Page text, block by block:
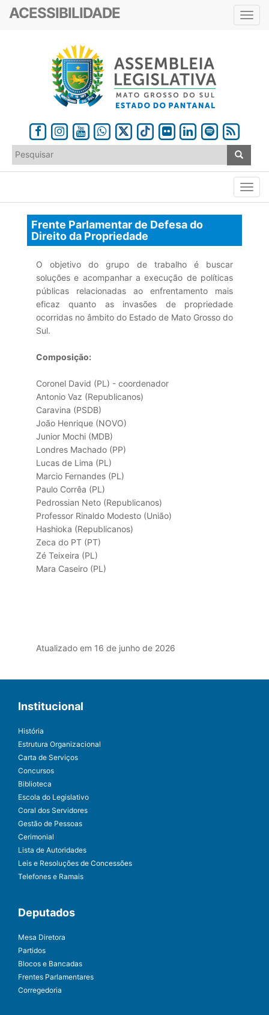
ACESSIBILIDADE
Frente Parlamentar de Defesa do
Direito da Propriedade
O objetivo do grupo de trabalho é buscar
soluções e acompanhar a execução de políticas
públicas relacionadas ao enfrentamento mais
eficaz quanto as invasões de propriedade
ocorridas no âmbito do Estado de Mato Grosso do
Sul.
Composição:
Coronel David (PL) - coordenador
Antonio Vaz (Republicanos)
Caravina (PSDB)
João Henrique (NOVO)
Junior Mochi (MDB)
Londres Machado (PP)
Lucas de Lima (PL)
Marcio Fernandes (PL)
Paulo Corrêa (PL)
Pedrossian Neto (Republicanos)
Professor Rinaldo Modesto (União)
Hashioka (Republicanos)
Zeca do PT (PT)
Zé Teixeira (PL)
Mara Caseiro (PL)
Atualizado em 16 de junho de 2026
Institucional
História
Estrutura Organizacional
Carta de Serviços
Concursos
Biblioteca
Escola do Legislativo
Coral dos Servidores
Gestão de Pessoas
Cerimonial
Lista de Autoridades
Leis e Resoluções de Concessões
Telefones e Ramais
Deputados
Mesa Diretora
Partidos
Blocos e Bancadas
Frentes Parlamentares
Corregedoria